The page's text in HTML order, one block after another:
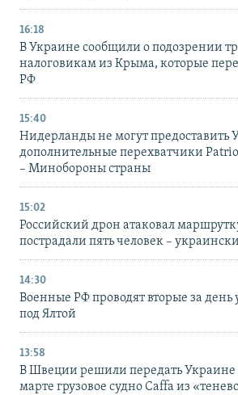
16:18
В Украине сообщили о подозрении
налоговикам из Крыма, которые
РФ
15:40
Нидерланды не могут предоставить
дополнительные перехватчики
– Минобороны страны
15:02
Российский дрон атаковал
пострадали пять человек –
14:30
Военные РФ проводят вторые за день
под Ялтой
13:58
В Швеции решили передать Украине
марте грузовое судно Caffa из